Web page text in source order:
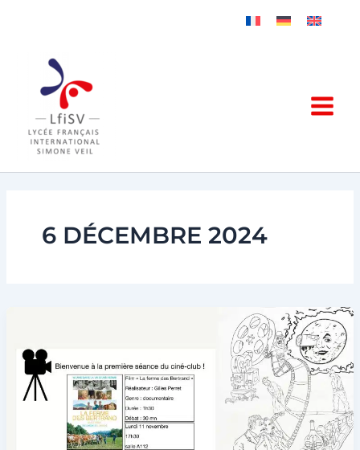
6 DÉCEMBRE 2024